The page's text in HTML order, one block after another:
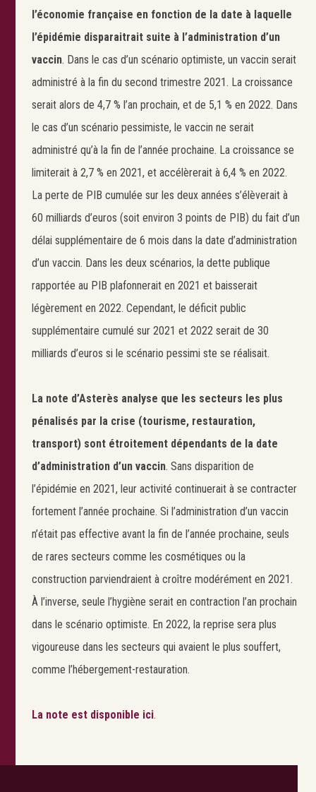
l’économie française en fonction de la date à laquelle
l’épidémie disparaitrait suite à l’administration d’un
vaccin. Dans le cas d’un scénario optimiste, un vaccin serait
administré à la fin du second trimestre 2021. La croissance
serait alors de 4,7 % l’an prochain, et de 5,1 % en 2022. Dans
le cas d’un scénario pessimiste, le vaccin ne serait
administré qu’à la fin de l’année prochaine. La croissance se
limiterait à 2,7 % en 2021, et accélèrerait à 6,4 % en 2022.
La perte de PIB cumulée sur les deux années s’élèverait à
60 milliards d’euros (soit environ 3 points de PIB) du fait d’un
délai supplémentaire de 6 mois dans la date d’administration
d’un vaccin. Dans les deux scénarios, la dette publique
rapportée au PIB plafonnerait en 2021 et baisserait
légèrement en 2022. Cependant, le déficit public
supplémentaire cumulé sur 2021 et 2022 serait de 30
milliards d’euros si le scénario pessimi ste se réalisait.
La note d’Asterès analyse que les secteurs les plus
pénalisés par la crise (tourisme, restauration,
transport) sont étroitement dépendants de la date
d’administration d’un vaccin. Sans disparition de
l’épidémie en 2021, leur activité continuerait à se contracter
fortement l’année prochaine. Si l’administration d’un vaccin
n’était pas effective avant la fin de l’année prochaine, seuls
de rares secteurs comme les cosmétiques ou la
construction parviendraient à croître modérément en 2021.
À l’inverse, seule l’hygiène serait en contraction l’an prochain
dans le scénario optimiste. En 2022, la reprise sera plus
vigoureuse dans les secteurs qui avaient le plus souffert,
comme l’hébergement-restauration.
La note est disponible ici.
Search